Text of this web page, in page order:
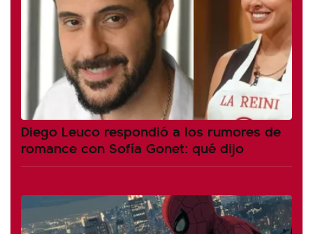
Diego Leuco respondió a los rumores de
romance con Sofía Gonet: qué dijo